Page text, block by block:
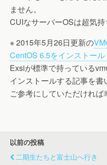
ません。
CUIなサーバーOSは超気持
※ 2015年5月26日更新の
CentOS 6.5をインストー
Exsiが標準で持っている
インストールする記事を
ご参考にしていただければ
以前の投稿
二期生たちと富士山へ行き